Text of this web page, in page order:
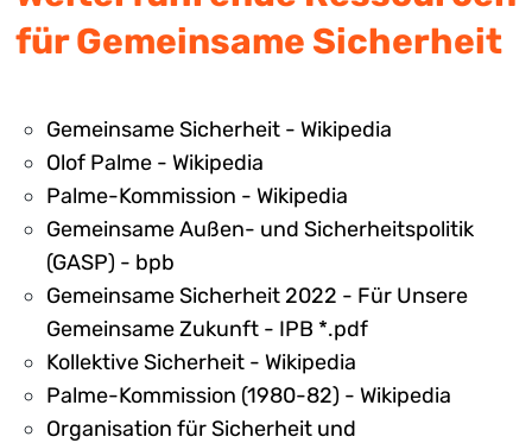
für Gemeinsame Sicherheit
Gemeinsame Sicherheit - Wikipedia
Olof Palme - Wikipedia
Palme-Kommission - Wikipedia
Gemeinsame Außen- und Sicherheitspolitik
(GASP) - bpb
Gemeinsame Sicherheit 2022 - Für Unsere
Gemeinsame Zukunft - IPB *.pdf
Kollektive Sicherheit - Wikipedia
Palme-Kommission (1980-82) - Wikipedia
Organisation für Sicherheit und